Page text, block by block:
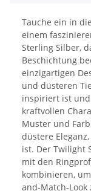
Tauche ein in
einem
Sterling Silber,
Beschichtung
einzigartigen
und düsteren
inspiriert ist
kraftvollen
Muster und
düstere
ist. Der Twilight
mit den
kombinieren,
and-Match-Look